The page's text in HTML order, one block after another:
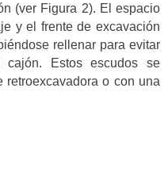
(ver Figura 2). El espacio
y el frente de excavación
rellenar para evitar
cajón. Estos escudos se
retroexcavadora o con una